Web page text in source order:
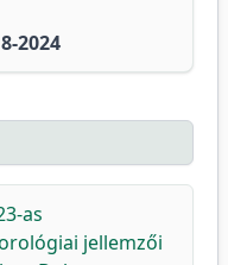
2024
as
jellemzői